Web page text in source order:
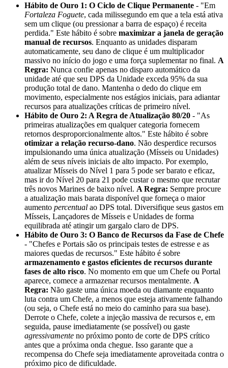
Hábito de Ouro 1: O Ciclo de Clique Permanente - "Em
Fortaleza Foguete, cada milissegundo em que a tela está ativa
sem um clique (ou pressionar a barra de espaço) é receita
perdida." Este hábito é sobre maximizar a janela de geração
manual de recursos. Enquanto as unidades disparam
automaticamente, seu dano de clique é um multiplicador
massivo no início do jogo e uma força suplementar no final. A
Regra: Nunca confie apenas no disparo automático da
unidade até que seu DPS da Unidade exceda 95% da sua
produção total de dano. Mantenha o dedo do clique em
movimento, especialmente nos estágios iniciais, para adiantar
recursos para atualizações críticas de primeiro nível.
Hábito de Ouro 2: A Regra de Atualização 80/20 - "As
primeiras atualizações em qualquer categoria fornecem
retornos desproporcionalmente altos." Este hábito é sobre
otimizar a relação recurso-dano. Não desperdice recursos
impulsionando uma única atualização (Mísseis ou Unidades)
além de seus níveis iniciais de alto impacto. Por exemplo,
atualizar Mísseis do Nível 1 para 5 pode ser barato e eficaz,
mas ir do Nível 20 para 21 pode custar o mesmo que recrutar
três novos Marines de baixo nível. A Regra: Sempre procure
a atualização mais barata disponível que forneça o maior
aumento percentual ao DPS total. Diversifique seus gastos em
Mísseis, Lançadores de Mísseis e Unidades de forma
equilibrada até atingir um gargalo claro de DPS.
Hábito de Ouro 3: O Banco de Recursos da Fase de Chefe
- "Chefes e Portais são os principais testes de estresse e as
maiores quedas de recursos." Este hábito é sobre
armazenamento e gastos eficientes de recursos durante
fases de alto risco. No momento em que um Chefe ou Portal
aparece, comece a armazenar recursos mentalmente. A
Regra: Não gaste uma única moeda ou diamante enquanto
luta contra um Chefe, a menos que esteja ativamente falhando
(ou seja, o Chefe está no meio do caminho para sua base).
Derrote o Chefe, colete a injeção massiva de recursos e, em
seguida, pause imediatamente (se possível) ou gaste
agressivamente no próximo ponto de corte de DPS crítico
antes que a próxima onda chegue. Isso garante que a
recompensa do Chefe seja imediatamente aproveitada contra o
próximo pico de dificuldade.